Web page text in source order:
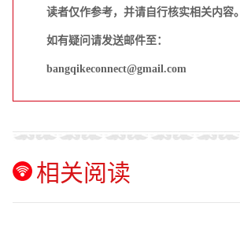
读者仅作参考，并请自行核实相关内容。
如有疑问请发送邮件至：
bangqikeconnect@gmail.com
相关阅读